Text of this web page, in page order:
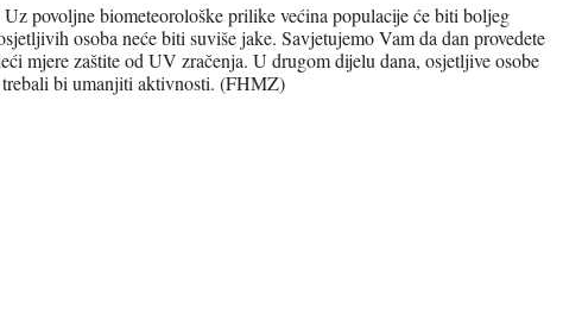
Uz povoljne biometeorološke prilike većina populacije će biti boljeg
osoba neće biti suviše jake. Savjetujemo Vam da dan provedete
mjere zaštite od UV zračenja. U drugom dijelu dana, osjetljive osobe
trebali bi umanjiti aktivnosti. (FHMZ)